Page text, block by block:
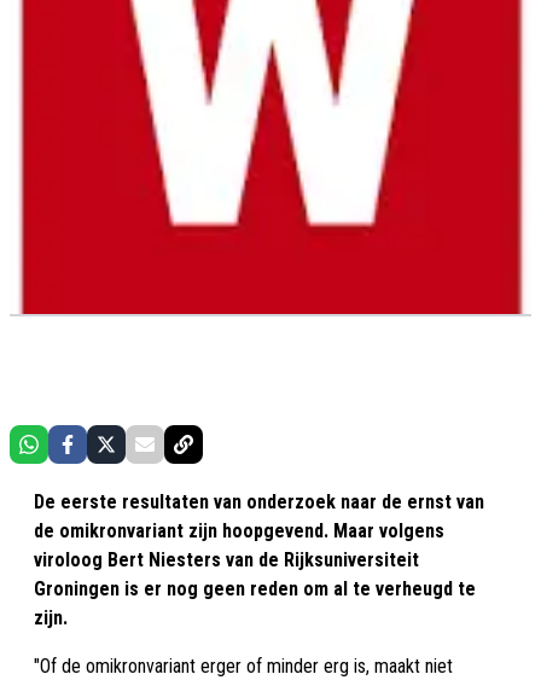
De eerste resultaten van onderzoek naar de ernst van
de omikronvariant zijn hoopgevend. Maar volgens
viroloog Bert Niesters van de Rijksuniversiteit
Groningen is er nog geen reden om al te verheugd te
zijn.
"Of de omikronvariant erger of minder erg is, maakt niet